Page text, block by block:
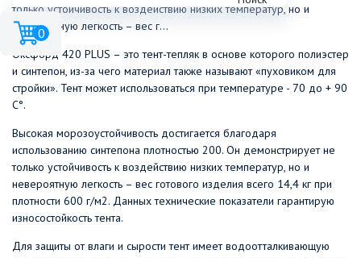
0
только устойчивость к воздействию низких температур, но и
невероятную легкость – вес г...
Оксфорд 420 PLUS – это тент-тепляк в основе которого полиэстер
и синтепон, из-за чего материал также называют «пуховиком для
стройки». Тент может использоваться при температуре - 70 до + 90
С°.
Высокая морозоустойчивость достигается благодаря
использованию синтепона плотностью 200. Он демонстрирует не
только устойчивость к воздействию низких температур, но и
невероятную легкость – вес готового изделия всего 14,4 кг при
плотности 600 г/м2. Данных технические показатели гарантирую
износостойкость тента.
Для защиты от влаги и сырости тент имеет водоотталкивающую